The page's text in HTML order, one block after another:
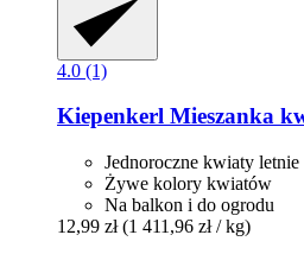
4.0 (1)
Kiepenkerl Mieszanka
Jednoroczne kwiaty letnie
Żywe kolory kwiatów
Na balkon i do ogrodu
12,99 zł (1 411,96 zł / kg)